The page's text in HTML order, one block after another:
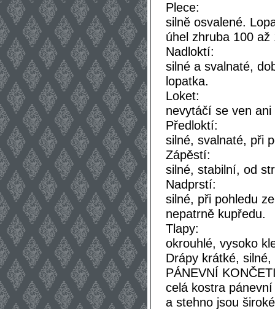
Plece:
silně osvalené.
úhel zhruba 100 až
Nadloktí:
silné a svalnaté,
lopatka.
Loket:
nevytáčí se ven ani
Předloktí:
silné, svalnaté, při
Zápěstí:
silné, stabilní, od
Nadprstí:
silné, při pohledu
nepatrně kupředu.
Tlapy:
okrouhlé, vysoko
Drápy krátké,
PÁNEVNÍ
celá kostra
a stehno jsou